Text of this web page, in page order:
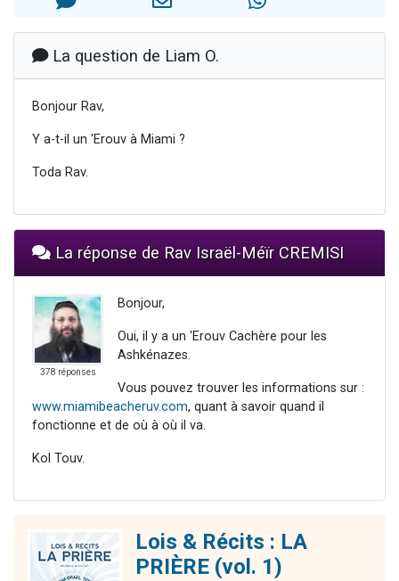
La question de Liam O.
Bonjour Rav,
Y a-t-il un 'Erouv à Miami ?
Toda Rav.
La réponse de Rav Israël-Méïr CREMISI
378 réponses
Bonjour,
Oui, il y a un 'Erouv Cachère pour les
Ashkénazes.
Vous pouvez trouver les informations sur :
www.miamibeacheruv.com, quant à savoir quand il
fonctionne et de où à où il va.
Kol Touv.
Lois & Récits : LA
PRIÈRE (vol. 1)